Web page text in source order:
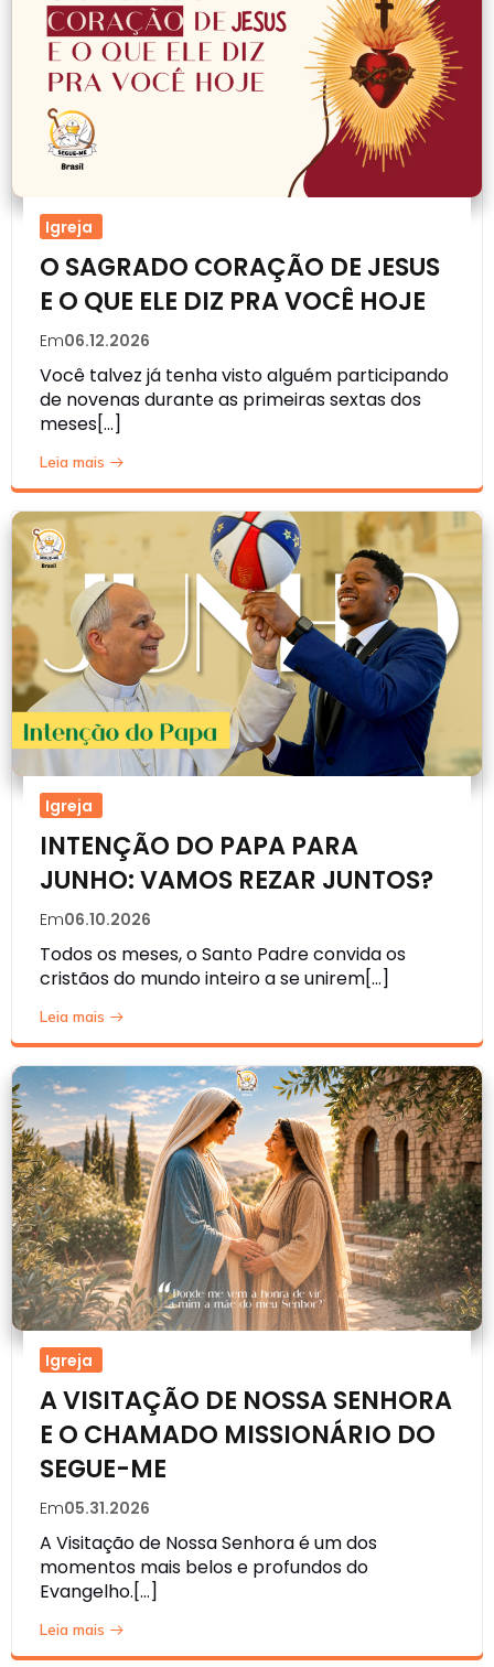
Igreja
O SAGRADO CORAÇÃO DE JESUS
E O QUE ELE DIZ PRA VOCÊ HOJE
Em06.12.2026
Você talvez já tenha visto alguém participando
de novenas durante as primeiras sextas dos
meses[…]
Leia mais
Igreja
INTENÇÃO DO PAPA PARA
JUNHO: VAMOS REZAR JUNTOS?
Em06.10.2026
Todos os meses, o Santo Padre convida os
cristãos do mundo inteiro a se unirem[…]
Leia mais
Igreja
A VISITAÇÃO DE NOSSA SENHORA
E O CHAMADO MISSIONÁRIO DO
SEGUE-ME
Em05.31.2026
A Visitação de Nossa Senhora é um dos
momentos mais belos e profundos do
Evangelho.[…]
Leia mais